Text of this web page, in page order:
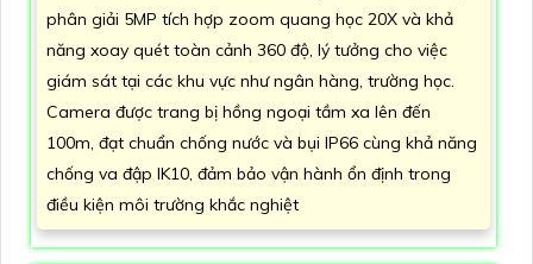
phân giải 5MP tích hợp zoom quang học 20X và khả
năng xoay quét toàn cảnh 360 độ, lý tưởng cho việc
giám sát tại các khu vực như ngân hàng, trường học.
Camera được trang bị hồng ngoại tầm xa lên đến
100m, đạt chuẩn chống nước và bụi IP66 cùng khả năng
chống va đập IK10, đảm bảo vận hành ổn định trong
điều kiện môi trường khắc nghiệt